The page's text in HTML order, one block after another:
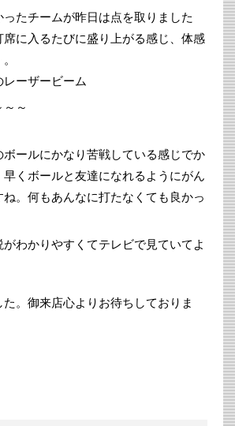
たチームが昨日は点を取りました
席に入るたびに盛り上がる感じ、体感
ーザービーム
～
ールにかなり苦戦している感じでか
くボールと友達になれるようにがん
。何もあんなに打たなくても良かっ
わかりやすくてテレビで見ていてよ
。御来店心よりお待ちしておりま